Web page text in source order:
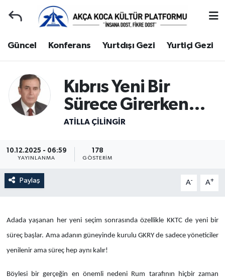
Güncel Konferans Yurtdışı Gezi Yurtiçi Gezi
Kıbrıs Yeni Bir
Sürece Girerken…
ATILLA ÇİLİNGİR
10.12.2025 - 06:59
YAYINLANMA
178
GÖSTERIM
Paylaş A- A+
Adada yaşanan her yeni seçim sonrasında özellikle KKTC de yeni bir
süreç başlar. Ama adanın güneyinde kurulu GKRY de sadece yöneticiler
yenilenir ama süreç hep aynı kalır!
Böylesi bir gerçeğin en önemli nedeni Rum tarafının hiçbir zaman
Gençlerle Başbaşa
Güncel
Konferans
Hakkımızda
Kocaeli Hava Durumu
Kocaeli Namaz Vakitleri
Kocaeli Trafik Yoğunluk Haritası
Haber Arşivi